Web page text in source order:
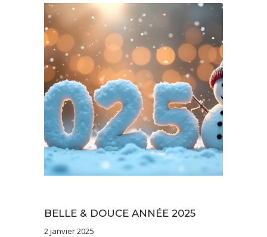
BELLE & DOUCE ANNÉE 2025
2 janvier 2025